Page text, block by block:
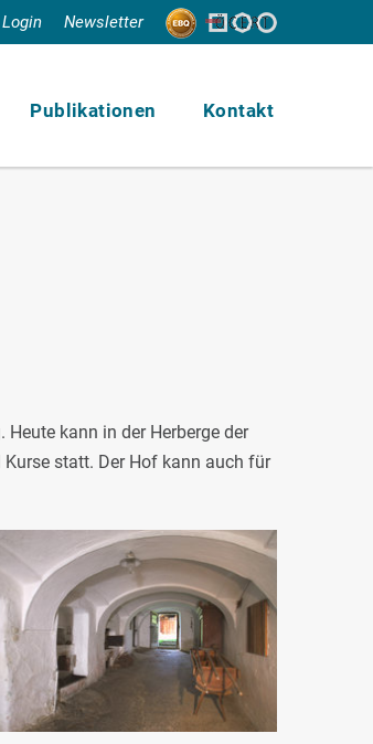
Login Newsletter
Publikationen Kontakt
kann in der Herberge der
statt. Der Hof kann auch für